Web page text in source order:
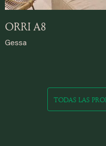
ORRI A8
Gessa
TODAS LAS